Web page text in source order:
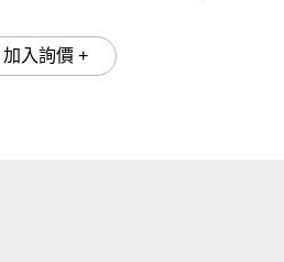
加入詢價 +